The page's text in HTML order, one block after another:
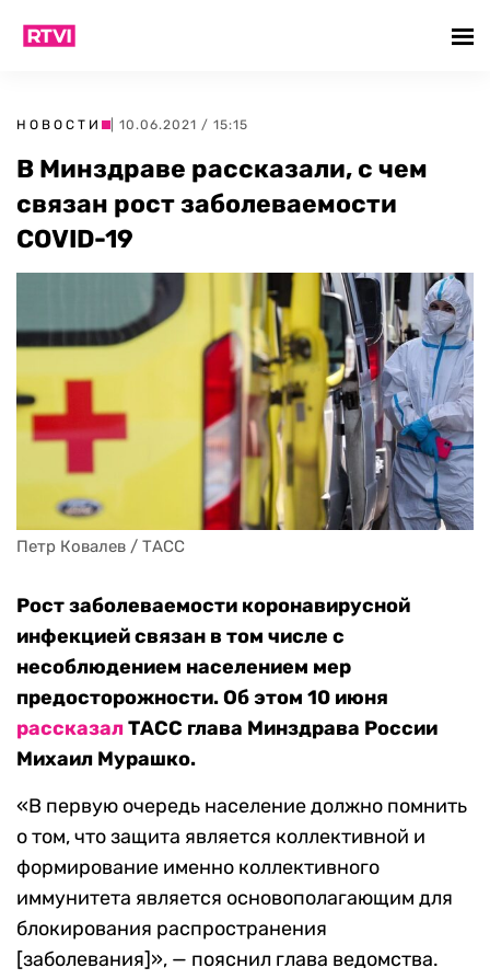
НОВОСТИ | 10.06.2021 / 15:15
В Минздраве рассказали, с чем
связан рост заболеваемости
COVID-19
Петр Ковалев / ТАСС
Рост заболеваемости коронавирусной
инфекцией связан в том числе с
несоблюдением населением мер
предосторожности. Об этом 10 июня
рассказалТАСС глава Минздрава России
Михаил Мурашко.
«В первую очередь население должно помнить
о том, что защита является коллективной и
формирование именно коллективного
иммунитета является основополагающим для
блокирования распространения
[заболевания]», — пояснил глава ведомства.